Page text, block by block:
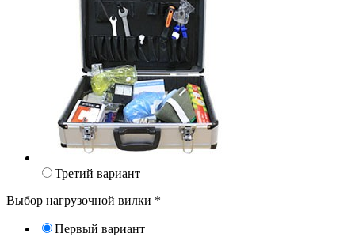
Третий вариант
Выбор нагрузочной вилки *
Первый вариант